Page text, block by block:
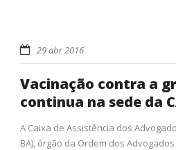
29 abr 2016
Vacinação contra a
continua na sede da
A Caixa de Assistência dos
BA), órgão da Ordem dos